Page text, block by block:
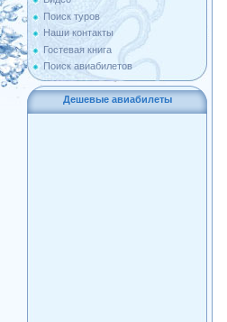
Поиск туров
Наши контакты
Гостевая книга
Поиск авиабилетов
Дешевые авиабилеты